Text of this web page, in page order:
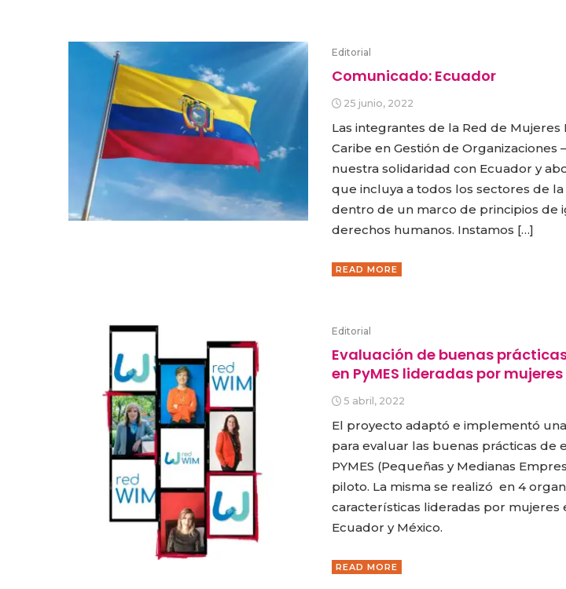
Editorial
Comunicado: Ecuador
25 junio, 2022
Las integrantes de la Red de Mujeres
Caribe en Gestión de Organizaciones
nuestra solidaridad con Ecuador y
que incluya a todos los sectores de
dentro de un marco de principios de
derechos humanos. Instamos […]
READ MORE
Editorial
Evaluación de buenas
en PyMES lideradas por mujeres
5 abril, 2022
El proyecto adaptó e implementó
para evaluar las buenas prácticas de
PYMES (Pequeñas y Medianas
piloto. La misma se realizó en 4
características lideradas por mujeres
Ecuador y México.
READ MORE